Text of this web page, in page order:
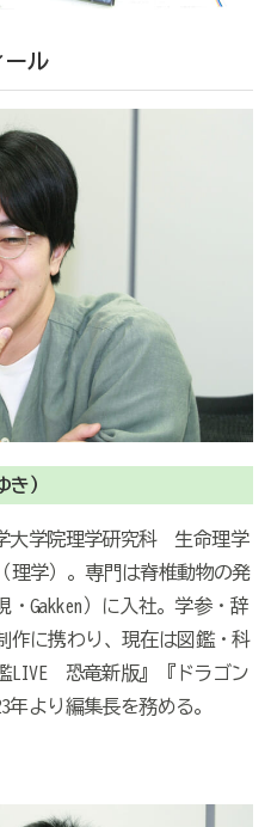
ール
）
大学院理学研究科
生命理学
理学）。専門は脊椎動物の発
・ Gakken ）に入社。学参・辞
作に携わり、現在は図鑑・科
LIVE恐竜新版』『ドラゴン
年より編集長を務める。